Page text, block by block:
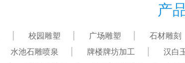
产
校园雕塑 广场雕塑 石材雕刻
水池石雕喷泉 牌楼牌坊加工 汉白